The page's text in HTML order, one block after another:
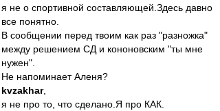
я не о спортивной составляющей.Здесь давно
все понятно.
В сообщении перед твоим как раз "разножка"
между решением СД и кононовским "ты мне
нужен".
Не напоминает Аленя?
kvzakhar,
я не про то, что сделано.Я про КАК.